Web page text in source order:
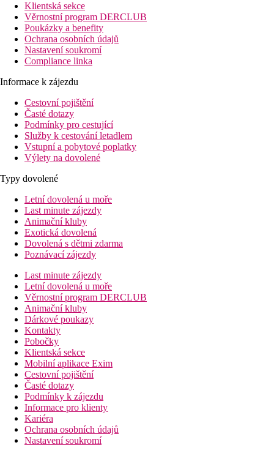
Klientská sekce
Věrnostní program DERCLUB
Poukázky a benefity
Ochrana osobních údajů
Nastavení soukromí
Compliance linka
Informace k zájezdu
Cestovní pojištění
Časté dotazy
Podmínky pro cestující
Služby k cestování letadlem
Vstupní a pobytové poplatky
Výlety na dovolené
Typy dovolené
Letní dovolená u moře
Last minute zájezdy
Animační kluby
Exotická dovolená
Dovolená s dětmi zdarma
Poznávací zájezdy
Last minute zájezdy
Letní dovolená u moře
Věrnostní program DERCLUB
Animační kluby
Dárkové poukazy
Kontakty
Pobočky
Klientská sekce
Mobilní aplikace Exim
Cestovní pojištění
Časté dotazy
Podmínky k zájezdu
Informace pro klienty
Kariéra
Ochrana osobních údajů
Nastavení soukromí